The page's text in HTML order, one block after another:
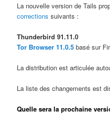
La nouvelle version de Tails
corrections suivants :
Thunderbird 91.11.0
Tor Browser 11.0.5 basé sur
La distribution est articulée
La liste des changements est
Quelle sera la prochaine